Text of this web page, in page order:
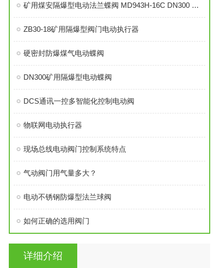
矿用煤安隔爆型电动法兰蝶阀 MD943H-16C DN300 煤矿用隔爆电动蝶阀
ZB30-18矿用隔爆型阀门电动执行器
硬密封防爆煤气电动蝶阀
DN300矿用隔爆型电动蝶阀
DCS通讯一控多智能化控制电动阀
物联网电动执行器
现场总线电动阀门控制系统特点
气动阀门用气量多大？
电动不锈钢防爆型法兰球阀
如何正确的选用阀门
详细介绍